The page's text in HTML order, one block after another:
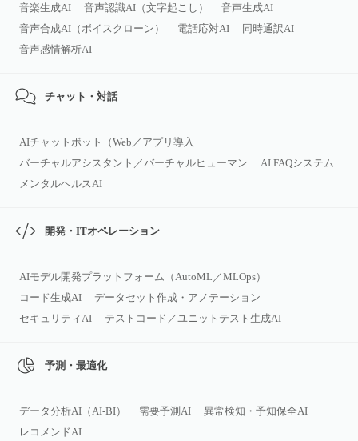
音楽生成AI 音声認識AI（文字起こし）
音声生成AI
音声合成AI（ボイスクローン）
電話応対AI
同時通訳AI
音声感情解析AI
チャット・対話
AIチャットボット（Web／アプリ導入
バーチャルアシスタント／バーチャルヒューマン
AI FAQシステム
メンタルヘルスAI
開発・ITオペレーション
AIモデル開発プラットフォーム（AutoML／MLOps）
コード生成AI
データセット作成・アノテーション
セキュリティAI
テストコード／ユニットテスト生成AI
予測・最適化
データ分析AI（AI‑BI） 需要予測AI
異常検知・予知保全AI
レコメンドAI